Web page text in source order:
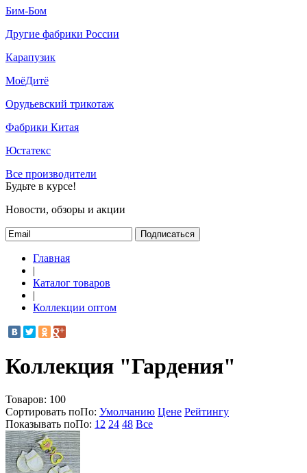
Бим-Бом
Другие фабрики России
Карапузик
МоёДитё
Орудьевский трикотаж
Фабрики Китая
Юстатекс
Все производители
Будьте в курсе!
Новости, обзоры и акции
Подписаться
Главная
|
Каталог товаров
|
Коллекции оптом
Коллекция "Гардения"
Товаров: 100
Сортировать поПо: Умолчанию Цене Рейтингу
Показывать поПо: 12 24 48 Все